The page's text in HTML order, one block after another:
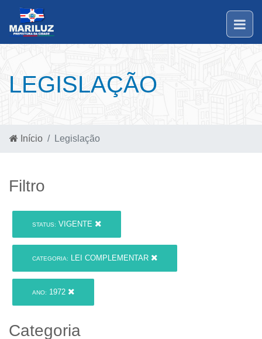
LEGISLAÇÃO
Início Legislação
Filtro
STATUS: VIGENTE
CATEGORIA: LEI COMPLEMENTAR
ANO: 1972
Categoria